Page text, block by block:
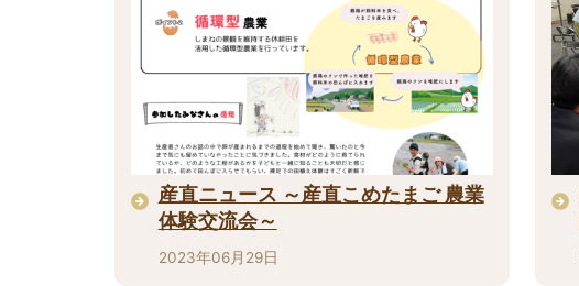
産直ニュース ～産直こめたまご 農業
体験交流会～
2023年06月29日